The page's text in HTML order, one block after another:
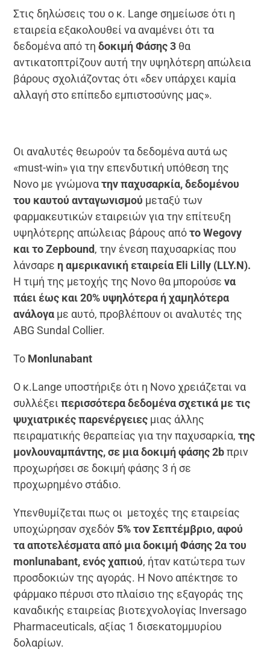
Στις δηλώσεις του ο κ. Lange σημείωσε ότι η
εταιρεία εξακολουθεί να αναμένει ότι τα
δεδομένα από τηδοκιμή Φάσης 3 θα
αντικατοπτρίζουν αυτή την υψηλότερη απώλεια
βάρους σχολιάζοντας ότι «δεν υπάρχει καμία
αλλαγή στο επίπεδο εμπιστοσύνης μας».
Οι αναλυτές θεωρούν τα δεδομένα αυτά ως
«must-win» για την επενδυτική υπόθεση της
Novo με γνώμονατην παχυσαρκία, δεδομένου
του καυτού ανταγωνισμού μεταξύ των
φαρμακευτικών εταιρειών για την επίτευξη
υψηλότερης απώλειας βάρους απότο Wegovy
και το Zepbound, την ένεση παχυσαρκίας που
λάνσαρε η αμερικανική εταιρεία Eli Lilly (LLY.N).
Η τιμή της μετοχής της Novo θα μπορούσενα
πάει έως και 20% υψηλότερα ή χαμηλότερα
ανάλογα με αυτό, προβλέπουν οι αναλυτές της
ABG Sundal Collier.
Το Monlunabant
Ο κ.Lange υποστήριξε ότι η Novo χρειάζεται να
συλλέξειπερισσότερα δεδομένα σχετικά με τις
ψυχιατρικές παρενέργειες μιας άλλης
πειραματικής θεραπείας για την παχυσαρκία,της
μονλουναμπάντης, σε μια δοκιμή φάσης 2bπριν
προχωρήσει σε δοκιμή φάσης 3 ή σε
προχωρημένο στάδιο.
Υπενθυμίζεται πως οι μετοχές της εταιρείας
υποχώρησαν σχεδόν 5% τον Σεπτέμβριο, αφού
τα αποτελέσματα από μια δοκιμή Φάσης 2α του
monlunabant, ενός χαπιού, ήταν κατώτερα των
προσδοκιών της αγοράς. Η Novo απέκτησε το
φάρμακο πέρυσι στο πλαίσιο της εξαγοράς της
καναδικής εταιρείας βιοτεχνολογίας Inversago
Pharmaceuticals, αξίας 1 δισεκατομμυρίου
δολαρίων.